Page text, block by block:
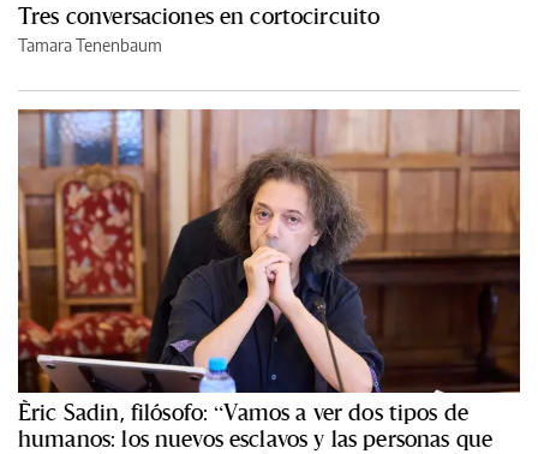
Tres conversaciones en cortocircuito
Tamara Tenenbaum
Èric Sadin, filósofo: “Vamos a ver dos tipos de
humanos: los nuevos esclavos y las personas que